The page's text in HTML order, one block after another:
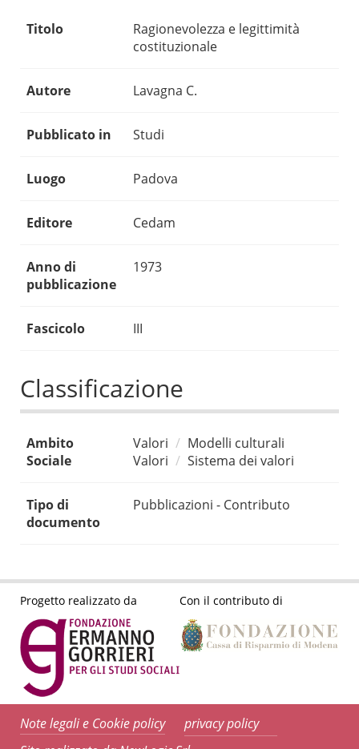
Titolo
Ragionevolezza e legittimità
costituzionale
Autore Lavagna C.
Pubblicato in Studi
Luogo Padova
Editore Cedam
Anno di
pubblicazione
1973
Fascicolo III
Classificazione
Ambito
Sociale
Valori
Modelli culturali
Valori
Sistema dei valori
Tipo di
documento
Pubblicazioni - Contributo
Progetto realizzato da Con il contributo di
Note legali e Cookie policy
privacy policy